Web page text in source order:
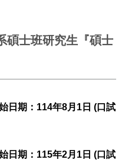
碩士班研究生『碩士
日期：114年8月1日 (口試
日期：115年2月1日 (口試